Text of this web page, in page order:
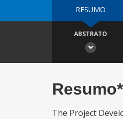
RESUMO
ABSTRATO
Resumo*
The Project